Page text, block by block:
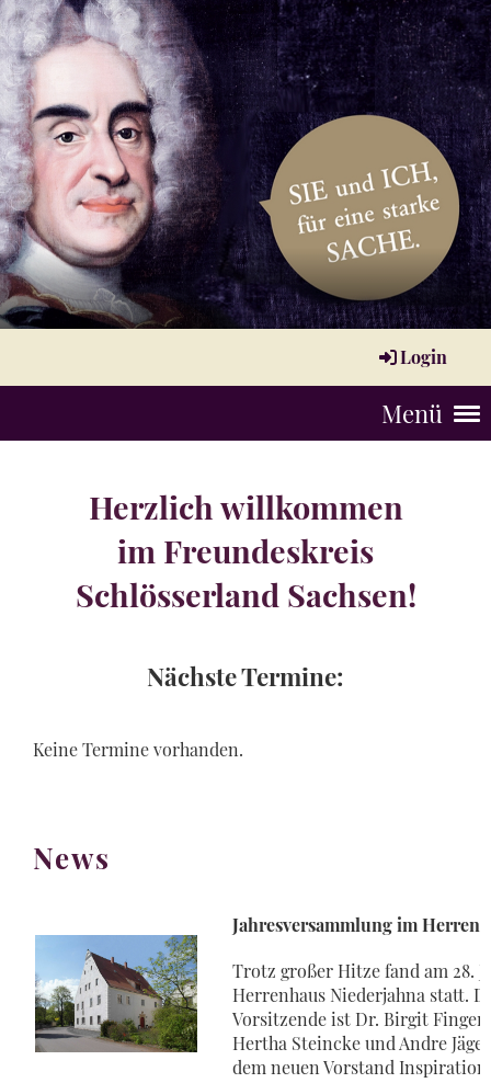
Login
Menü
Herzlich willkommen
im Freundeskreis
Schlösserland Sachsen!
Nächste Termine:
Keine Termine vorhanden.
News
Jahresversammlung im
Trotz großer Hitze fand am 28.
Herrenhaus Niederjahna statt.
Vorsitzende ist Dr. Birgit
Hertha Steincke und Andre
dem neuen Vorstand